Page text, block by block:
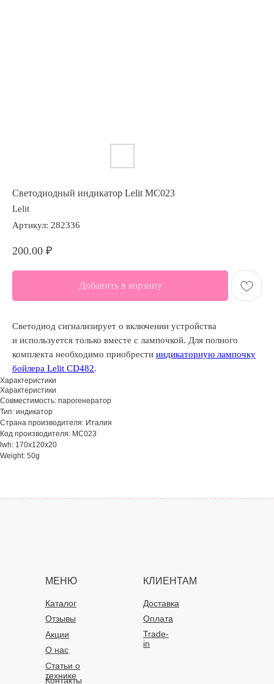
Светодиодный индикатор Lelit MC023
Lelit
Артикул: 282336
200.00 ₽
Добавить в корзину
Светодиод сигнализирует о включении устройства
и используется только вместе с лампочкой. Для полного
комплекта необходимо приобрести индикаторную лампочку
бойлера Lelit CD482.
Характеристики
Характеристики
Совместимость: парогенератор
Тип: индикатор
Страна производителя: Италия
Код производителя: MC023
lwh: 170x120x20
Weight: 50g
МЕНЮ КЛИЕНТАМ
Каталог
О нас
Доставка
Статьи о
технике
Оплата
Отзывы
Акции
Контакты
Trade-
in